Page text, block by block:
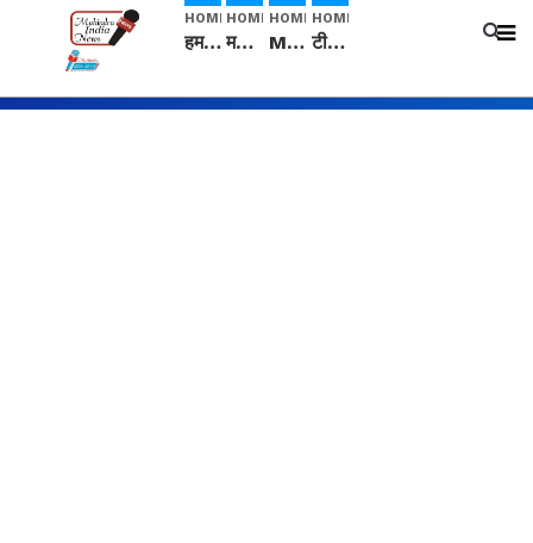
HOME
हम सनातनी..." सांसद kangana Ranaut से क्या बोली लड़की? Viral Jantar-Mantar | CJP protest
HOME
मनीषा हत्याकांड: हत्या, आत्महत्या या कोई बड़ा राज? | Full Story | Josh Haryana
HOME
Mangalsutra: हिंदू धर्म में शादी के बाद मंगलसूत्र क्यों पहनती है महिलाएं, किसने शुरु की ये परंपरा
HOME
टीम बीकेई ने एग्रीकल्चर ग्रेड की यूरिया खाद गट्टों में बदलकर टेक्निकल ग्रेड में बेचने वालों पर करवाई कार्रवाई: लखविंदर सिंह औलख